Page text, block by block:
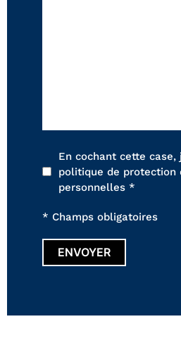
En cochant cette
politique de protection
personnelles *
* Champs obligatoires